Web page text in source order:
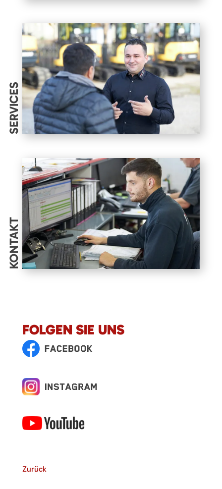
SERVICES
KONTAKT
FOLGEN SIE UNS
Zurück